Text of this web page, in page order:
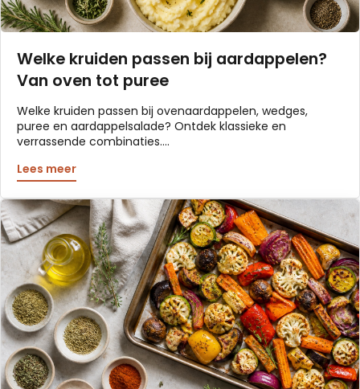
Welke kruiden passen bij aardappelen?
Van oven tot puree
Welke kruiden passen bij ovenaardappelen, wedges,
puree en aardappelsalade? Ontdek klassieke en
verrassende combinaties....
Lees meer